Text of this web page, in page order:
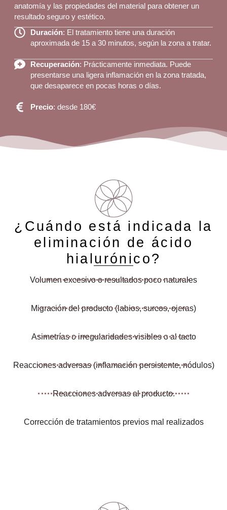
anatomía y las propiedades del material para obtener un
resultado seguro y estético.
Duración: El tratamiento tiene una duración
aproximada de 15 a 30 minutos, según la zona a tratar.
Recuperación: Prácticamente inmediata. Puede
presentarse una ligera inflamación en la zona tratada,
que desaparece en pocas horas o días.
Precio: desde 180€
¿Cuándo está indicada la
eliminación de ácido
hialurónico?
Volumen excesivo o resultados poco naturales
Migración del producto (labios, surcos, ojeras)
Asimetrías o irregularidades visibles o al tacto
Reacciones adversas (inflamación persistente, nódulos)
Reacciones adversas al producto.
Corrección de tratamientos previos mal realizados